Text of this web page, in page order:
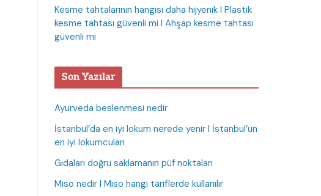
Kesme tahtalarının hangisi daha hijyenik I Plastik
kesme tahtası güvenli mi I Ahşap kesme tahtası
güvenli mi
Son Yazılar
Ayurveda beslenmesi nedir
İstanbul’da en iyi lokum nerede yenir I İstanbul’un
en iyi lokumcuları
Gıdaları doğru saklamanın püf noktaları
Miso nedir I Miso hangi tariflerde kullanılır